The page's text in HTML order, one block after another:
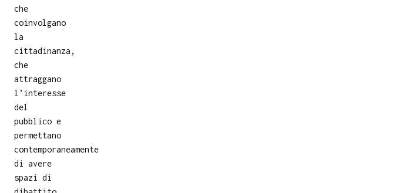
che
coinvolgano
la
cittadinanza,
che
attraggano
l’interesse
del
pubblico e
permettano
contemporaneamente
di avere
spazi di